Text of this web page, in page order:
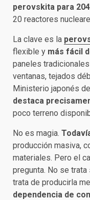
perovskita para
20 reactores
La clave es la
flexible y más fácil
paneles
ventanas, tejados
Ministerio japonés
destaca
poco terreno
No es magia.
producción masiva,
materiales. Pero el
pregunta. No se
trata de producirla
dependencia de